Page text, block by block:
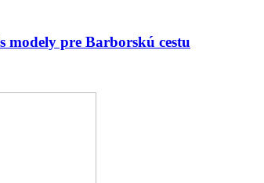
pre Barborskú cestu